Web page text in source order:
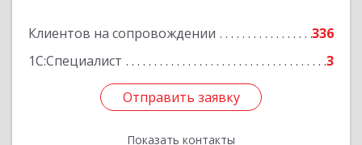
Клиентов на сопровождении
336
1С:Специалист
3
Отправить заявку
Показать контакты
Отправить заявку
Назад